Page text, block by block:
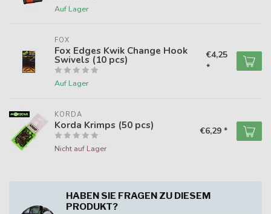
Auf Lager
FOX
Fox Edges Kwik Change Hook
Swivels (10 pcs)
Auf Lager
€4,25
*
KORDA
Korda Krimps (50 pcs)
Nicht auf Lager
€6,29 *
HABEN SIE FRAGEN ZU DIESEM
PRODUKT?